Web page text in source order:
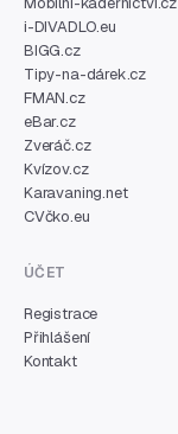
i-DIVADLO.eu
BIGG.cz
Tipy-na-dárek.cz
FMAN.cz
eBar.cz
Zveráč.cz
Kvízov.cz
Karavaning.net
CVčko.eu
ÚČET
Registrace
Přihlášení
Kontakt